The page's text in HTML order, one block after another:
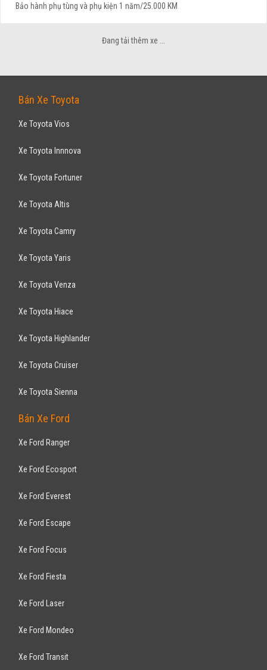
Bảo hành phụ tùng và phụ kiện 1 năm/25.000 KM
Cruze LTZ 1.8AT 2017
699
Hà Nội
Sedan
ƯU ĐÃI DÀNH CHO QUÝ KHÁCH HÀNG: - ...
CHEVROLET
Cruze LTZ 1.8AT 2017
699triệu
Xe mới
BH Phụ Tùng & Phụ Kiện 1 Năm/ 25.000 Km*
CHEVROLET